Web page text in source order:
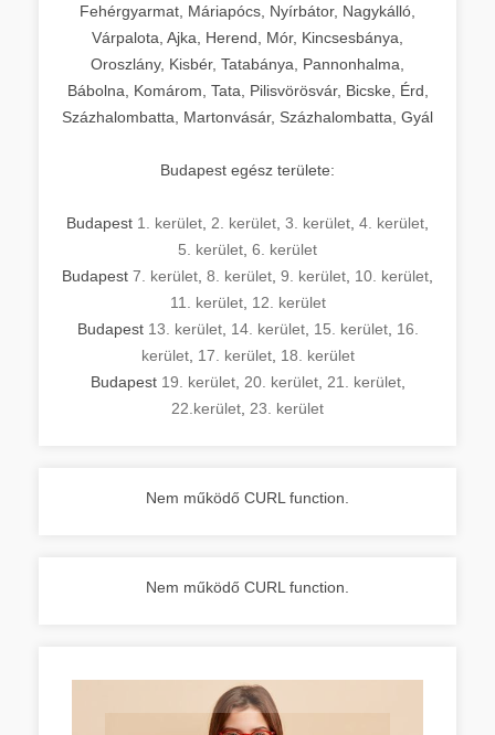
Fehérgyarmat, Máriapócs, Nyírbátor, Nagykálló,
Várpalota, Ajka, Herend, Mór, Kincsesbánya,
Oroszlány, Kisbér, Tatabánya, Pannonhalma,
Bábolna, Komárom, Tata, Pilisvörösvár, Bicske, Érd,
Százhalombatta, Martonvásár, Százhalombatta, Gyál
Budapest egész területe:
Budapest 1. kerület 2. kerület 3. kerület 4. kerület
5. kerület 6. kerület
Budapest 7. kerület 8. kerület 9. kerület 10. kerület
11. kerület, 12. kerület
Budapest 13. kerület, 14. kerület, 15. kerület, 16.
kerület, 17. kerület, 18. kerület
Budapest 19. kerület, 20. kerület, 21. kerület,
22.kerület 23. kerület
Nem működő CURL function.
Nem működő CURL function.